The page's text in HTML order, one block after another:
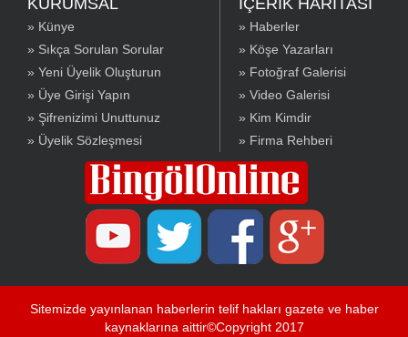
KURUMSAL
» Künye
» Sıkça Sorulan Sorular
» Yeni Üyelik Oluşturun
» Üye Girişi Yapın
» Şifrenizimi Unuttunuz
» Üyelik Sözleşmesi
İÇERİK HARİTASI
» Haberler
» Köşe Yazarları
» Fotoğraf Galerisi
» Video Galerisi
» Kim Kimdir
» Firma Rehberi
Sitemizde yayınlanan haberlerin telif hakları gazete ve haber
kaynaklarına aittir©Copyright 2017